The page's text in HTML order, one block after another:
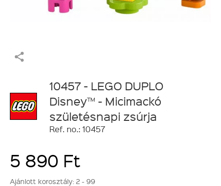
10457 - LEGO DUPLO
Disney™ - Micimackó
születésnapi zsúrja
Ref. no.: 10457
5 890 Ft
Ajánlott korosztály: 2 - 99